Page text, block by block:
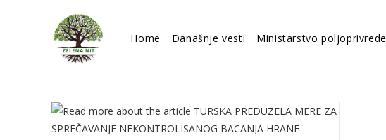
Home Današnje vesti Ministarstvo poljoprivrede